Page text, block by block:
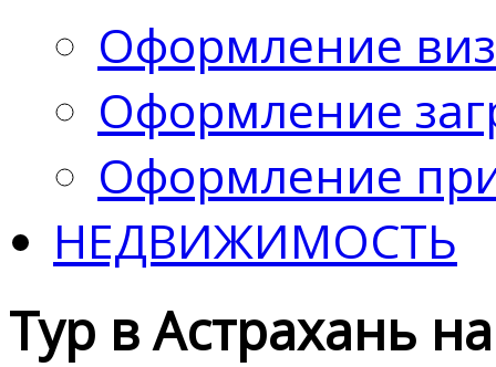
Оформление
Оформление
Оформление
НЕДВИЖИМОСТЬ
Тур в Астрахань